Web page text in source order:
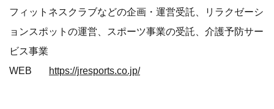
フィットネスクラブなどの企画・運営受託、リラクゼーシ
ョンスポットの運営、スポーツ事業の受託、介護予防サー
ビス事業
WEB https://jresports.co.jp/